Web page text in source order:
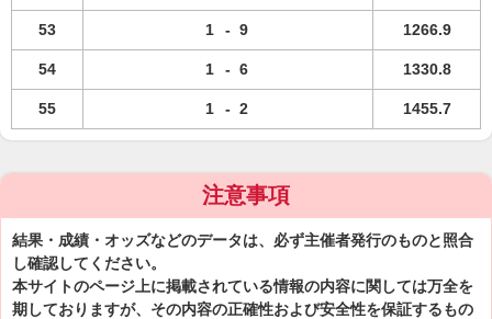
53 1 - 9 1266.9
54 1 - 6 1330.8
55 1 - 2 1455.7
注意事項
結果・成績・オッズなどのデータは、必ず主催者発行のものと照合
し確認してください。
本サイトのページ上に掲載されている情報の内容に関しては万全を
期しておりますが、その内容の正確性および安全性を保証するもの